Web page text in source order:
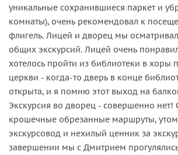
уникальные сохранившиеся паркет и
комнаты), очень рекомендовал к
флигель. Лицей и дворец мы
общих экскурсий. Лицей очень
хотелось пройти из библиотеки в хоры
церкви - когда-то дверь в конце
открыта, и я помню этот выход на
Экскурсия во дворец - совершенно нет!
крошечные обрезанные маршруты,
экскурсовод и нехилый ценник за
завершении мы с Дмитрием